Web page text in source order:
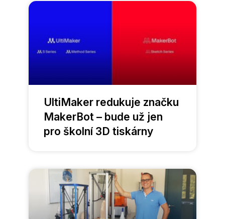
UltiMaker redukuje značku
MakerBot – bude už jen
pro školní 3D tiskárny